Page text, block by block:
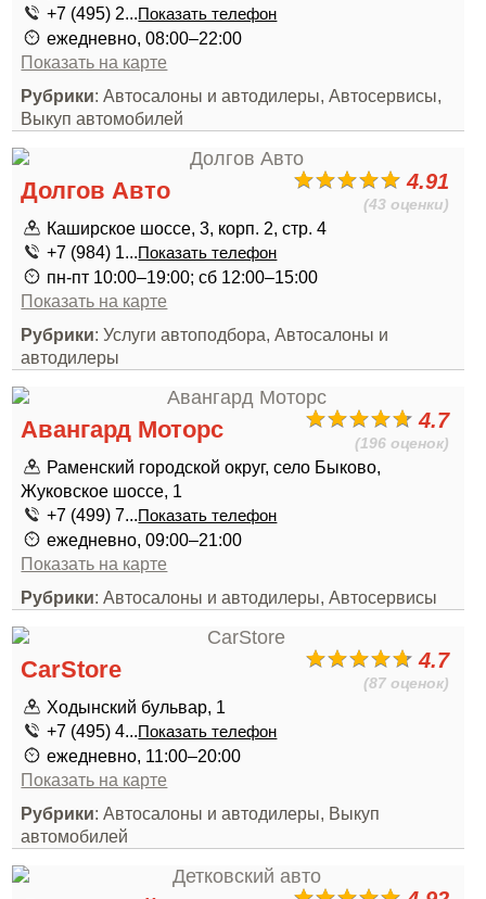
+7 (495) 2...Показать телефон
ежедневно, 08:00–22:00
Показать на карте
Рубрики: Автосалоны и автодилеры, Автосервисы,
Выкуп автомобилей
4.91
(43 оценки)
Долгов Авто
Каширское шоссе, 3, корп. 2, стр. 4
+7 (984) 1...Показать телефон
пн-пт 10:00–19:00; сб 12:00–15:00
Показать на карте
Рубрики: Услуги автоподбора, Автосалоны и
автодилеры
4.7
(196 оценок)
Авангард Моторс
Раменский городской округ, село Быково,
Жуковское шоссе, 1
+7 (499) 7...Показать телефон
ежедневно, 09:00–21:00
Показать на карте
Рубрики: Автосалоны и автодилеры, Автосервисы
4.7
(87 оценок)
CarStore
Ходынский бульвар, 1
+7 (495) 4...Показать телефон
ежедневно, 11:00–20:00
Показать на карте
Рубрики: Автосалоны и автодилеры, Выкуп
автомобилей